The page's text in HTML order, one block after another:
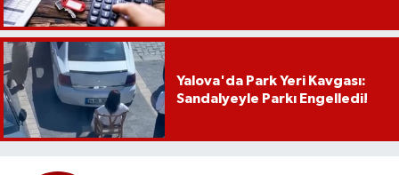
Yalova'da Park Yeri Kavgası:
Sandalyeyle Parkı Engelledi!